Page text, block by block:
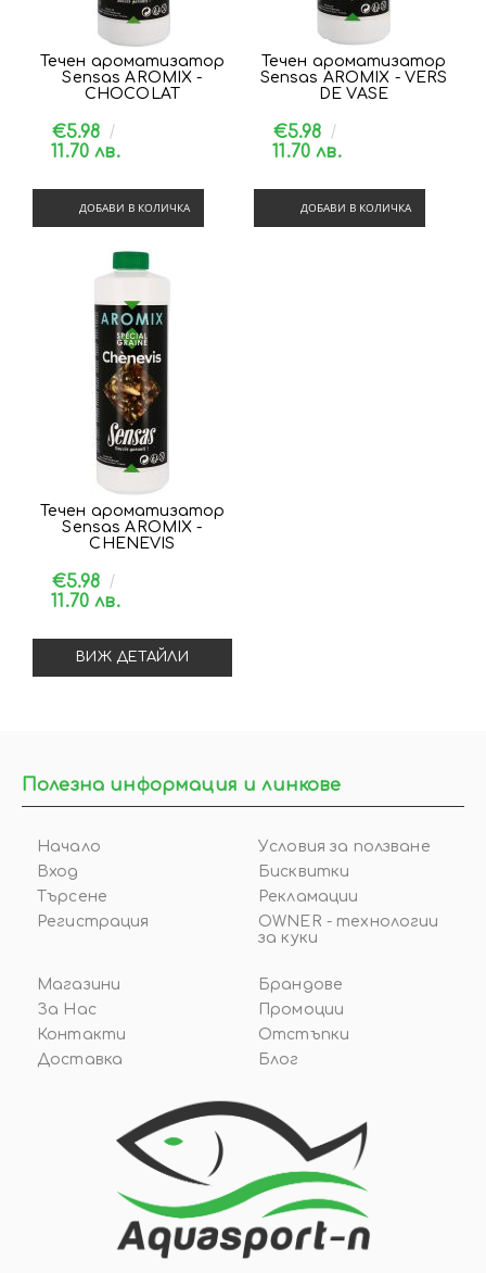
Течен ароматизатор
Sensas AROMIX -
CHOCOLAT
€5.98
11.70 лв.
ДОБАВИ В КОЛИЧКА
Течен ароматизатор
Sensas AROMIX - VERS
DE VASE
€5.98
11.70 лв.
ДОБАВИ В КОЛИЧКА
Течен ароматизатор
Sensas AROMIX -
CHENEVIS
€5.98
11.70 лв.
ВИЖ ДЕТАЙЛИ
Полезна информация и линкове
Начало
Вход
Търсене
Регистрация
Условия за ползване
Бисквитки
Рекламации
OWNER - технологии
за куки
Магазини
За Нас
Контакти
Доставка
Брандове
Промоции
Отстъпки
Блог